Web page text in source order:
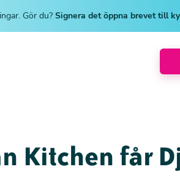
Gör du? Signera det öppna brevet till
Kitchen får